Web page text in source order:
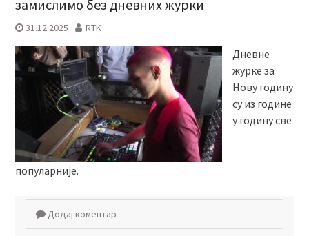
замислимо без дневних журки
31.12.2025 RTK
Дневне
журке за
Нову годину
су из године
у годину све
популарније.
Додај коментар